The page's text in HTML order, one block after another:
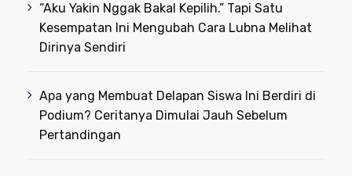
“Aku Yakin Nggak Bakal Kepilih.” Tapi Satu
Kesempatan Ini Mengubah Cara Lubna Melihat
Dirinya Sendiri
Apa yang Membuat Delapan Siswa Ini Berdiri di
Podium? Ceritanya Dimulai Jauh Sebelum
Pertandingan